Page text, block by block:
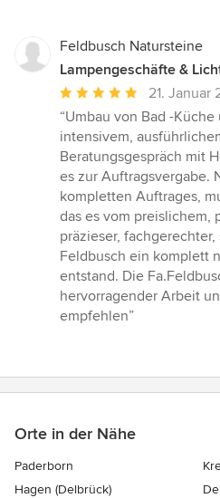
Feldbusch Natursteine
Lampengeschäfte &
Durchschnittliche
Bewertung:
5
von
5
Sternen
21. Januar
“Umbau von Bad -
intensivem,
Beratungsgespräch mit
es zur Auftragsvergabe.
kompletten Auftrages,
das es vom preislichem,
präzieser,
Feldbusch ein komplett
entstand. Die
hervorragender Arbeit
empfehlen”
Orte in der Nähe
Paderborn
Hagen (Delbrück)